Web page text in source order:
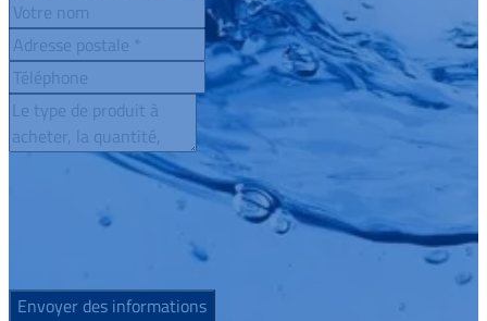
Envoyer des informations